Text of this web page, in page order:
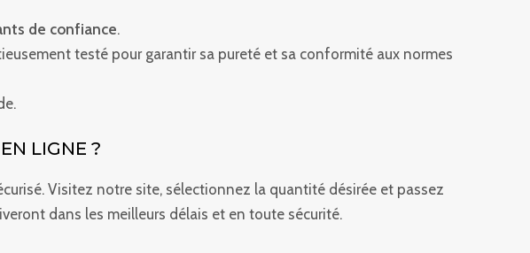
de confiance.
testé pour garantir sa pureté et sa conformité aux normes
LIGNE ?
Visitez notre site, sélectionnez la quantité désirée et passez
dans les meilleurs délais et en toute sécurité.